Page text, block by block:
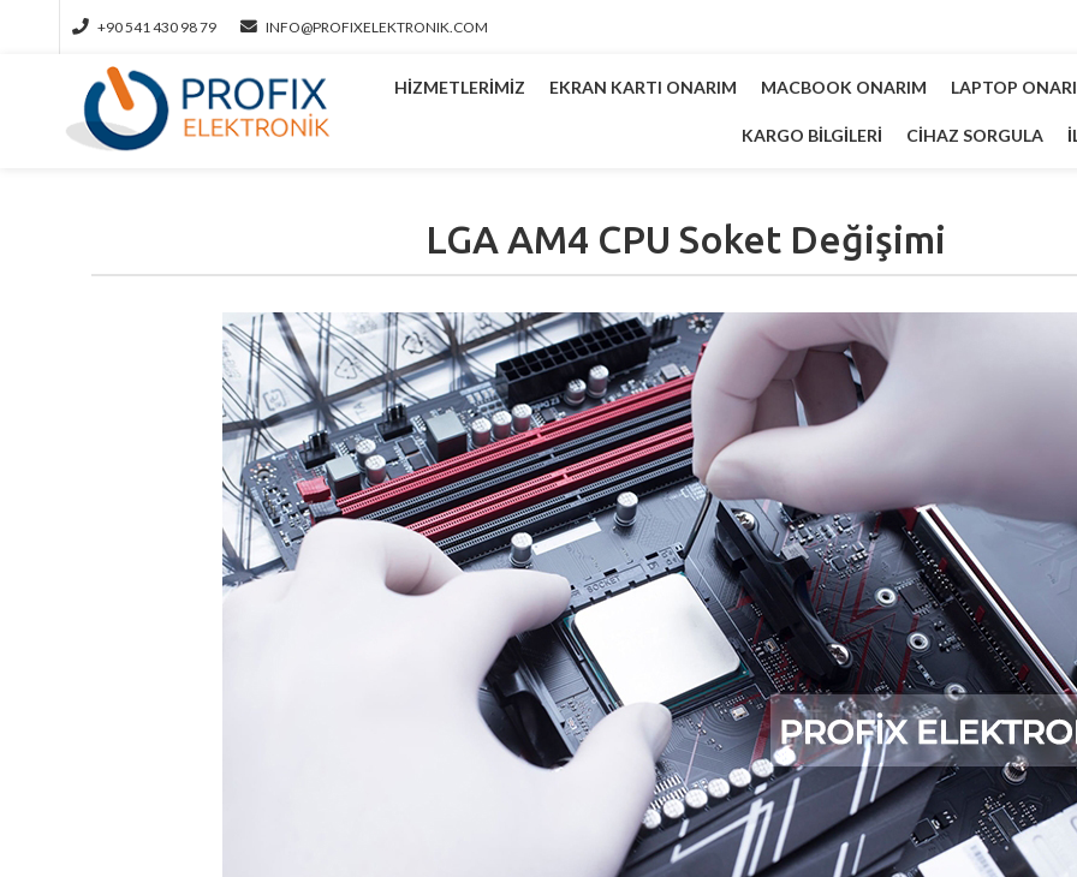
+90 541 430 98 79 INFO@PROFIXELEKTRONIK.COM
HIZMETLERIMIZ EKRAN KARTI ONARIM MACBOOK ONARIM LAPTOP
KARGO BILGILERI CIHAZ SORGULA
LGA AM4 CPU Soket Değişimi